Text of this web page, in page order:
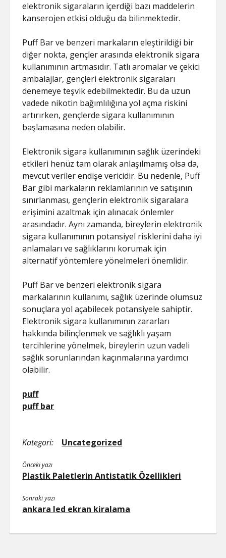
elektronik sigaraların içerdiği bazı maddelerin
kanserojen etkisi olduğu da bilinmektedir.
Puff Bar ve benzeri markaların eleştirildiği bir
diğer nokta, gençler arasında elektronik sigara
kullanımının artmasıdır. Tatlı aromalar ve çekici
ambalajlar, gençleri elektronik sigaraları
denemeye teşvik edebilmektedir. Bu da uzun
vadede nikotin bağımlılığına yol açma riskini
artırırken, gençlerde sigara kullanımının
başlamasına neden olabilir.
Elektronik sigara kullanımının sağlık üzerindeki
etkileri henüz tam olarak anlaşılmamış olsa da,
mevcut veriler endişe vericidir. Bu nedenle, Puff
Bar gibi markaların reklamlarının ve satışının
sınırlanması, gençlerin elektronik sigaralara
erişimini azaltmak için alınacak önlemler
arasındadır. Aynı zamanda, bireylerin elektronik
sigara kullanımının potansiyel risklerini daha iyi
anlamaları ve sağlıklarını korumak için
alternatif yöntemlere yönelmeleri önemlidir.
Puff Bar ve benzeri elektronik sigara
markalarının kullanımı, sağlık üzerinde olumsuz
sonuçlara yol açabilecek potansiyele sahiptir.
Elektronik sigara kullanımının zararları
hakkında bilinçlenmek ve sağlıklı yaşam
tercihlerine yönelmek, bireylerin uzun vadeli
sağlık sorunlarından kaçınmalarına yardımcı
olabilir.
puff
puff bar
Kategori: Uncategorized
Önceki yazı
Plastik Paletlerin Antistatik Özellikleri
Sonraki yazı
ankara led ekran kiralama